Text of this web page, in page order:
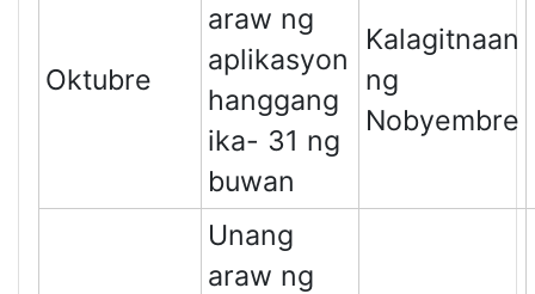
Oktubre
araw ng
aplikasyon
hanggang
ika- 31 ng
buwan
Kalagitnaan
ng
Nobyembre
Unang
araw ng